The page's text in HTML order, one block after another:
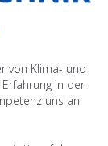
von Klima- und
in der
uns an